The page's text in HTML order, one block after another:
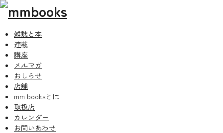
雑誌と本
連載
講座
メルマガ
おしらせ
店舗
mm booksとは
取扱店
カレンダー
お問いあわせ